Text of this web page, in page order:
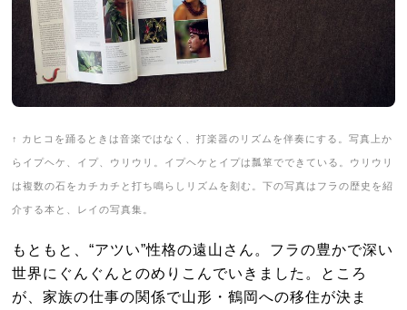
↑ カヒコを踊るときは音楽ではなく、打楽器のリズムを伴奏にする。写真上か
らイプヘケ、イプ、ウリウリ。イプヘケとイプは瓢箪でできている。ウリウリ
は複数の石をカチカチと打ち鳴らしリズムを刻む。下の写真はフラの歴史を紹
介する本と、レイの写真集。
もともと、“アツい”性格の遠山さん。フラの豊かで深い
世界にぐんぐんとのめりこんでいきました。ところ
が、家族の仕事の関係で山形・鶴岡への移住が決ま